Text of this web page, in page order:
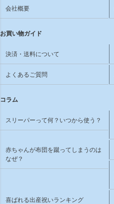
会社概要
お買い物ガイド
決済・送料について
よくあるご質問
コラム
スリーパーって何？いつから使う？
赤ちゃんが布団を蹴ってしまうのは
なぜ？
喜ばれる出産祝いランキング